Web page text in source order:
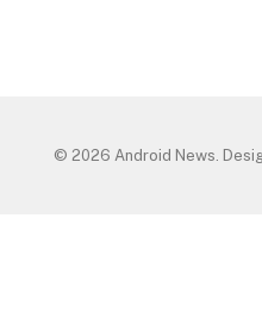
© 2026 Android News.